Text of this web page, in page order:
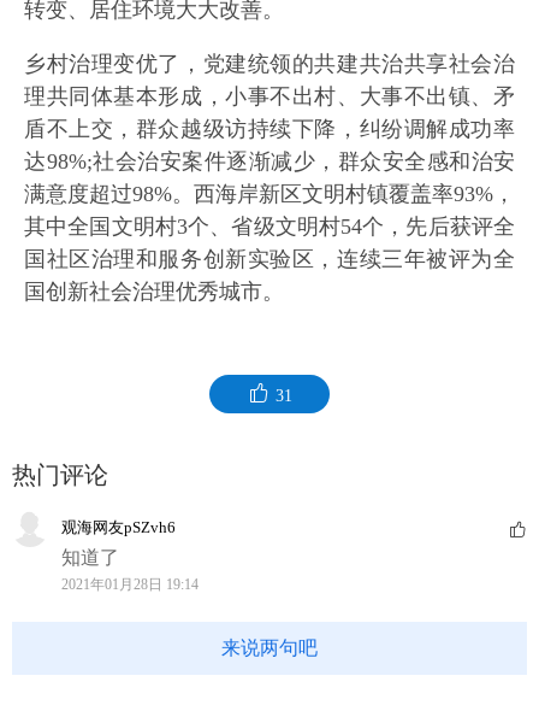
转变、居住环境大大改善。
乡村治理变优了，党建统领的共建共治共享社会治
理共同体基本形成，小事不出村、大事不出镇、矛
盾不上交，群众越级访持续下降，纠纷调解成功率
达98%;社会治安案件逐渐减少，群众安全感和治安
满意度超过98%。西海岸新区文明村镇覆盖率93%，
其中全国文明村3个、省级文明村54个，先后获评全
国社区治理和服务创新实验区，连续三年被评为全
国创新社会治理优秀城市。
31
热门评论
观海网友pSZvh6
知道了
2021年01月28日 19:14
来说两句吧